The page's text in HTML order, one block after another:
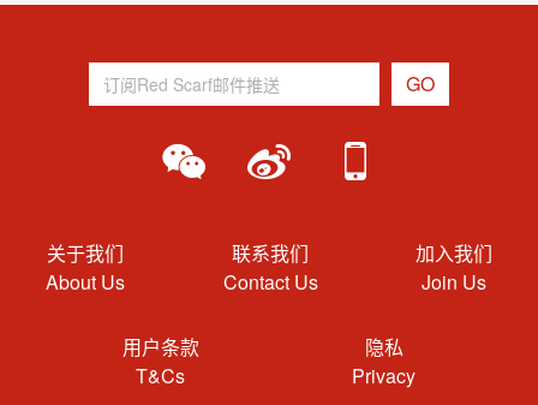
关于我们
About Us
联系我们
Contact Us
加入我们
Join Us
用户条款
T&Cs
隐私
Privacy